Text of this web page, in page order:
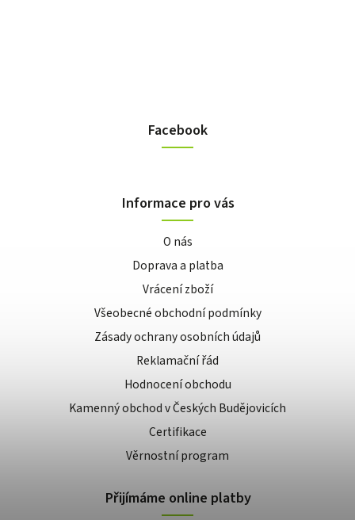
Facebook
Informace pro vás
O nás
Doprava a platba
Vrácení zboží
Všeobecné obchodní podmínky
Zásady ochrany osobních údajů
Reklamační řád
Hodnocení obchodu
Kamenný obchod v Českých Budějovicích
Certifikace
Věrnostní program
Přijímáme online platby